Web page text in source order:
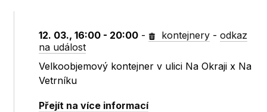
12. 03., 16:00 - 20:00 - kontejnery -odkaz
na událost
Velkoobjemový kontejner v ulici Na Okraji x Na
Vetrníku
Přejít na více informací